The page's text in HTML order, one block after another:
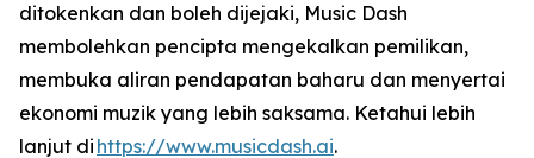
ditokenkan dan boleh dijejaki, Music Dash
membolehkan pencipta mengekalkan pemilikan,
membuka aliran pendapatan baharu dan menyertai
ekonomi muzik yang lebih saksama. Ketahui lebih
lanjut di https://www.musicdash.ai.